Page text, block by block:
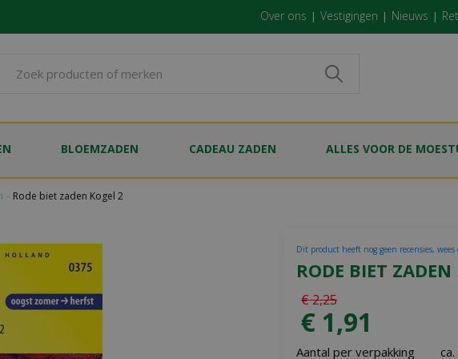
Rode biet zaden Kogel 2
Over ons Vestigingen Nieuws
BLOEMZADEN CADEAU ZADEN ALLES VOOR DE
RODE BIET ZADEN
Dit product heeft nog geen recensies, wees
€2,25
€ 1,91
Aantal per verpakking